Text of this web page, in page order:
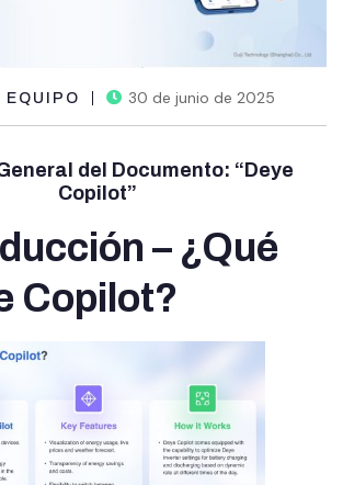
EQUIPO 30 de junio de 2025
del Documento: “Deye
Copilot”
– ¿Qué
Copilot?